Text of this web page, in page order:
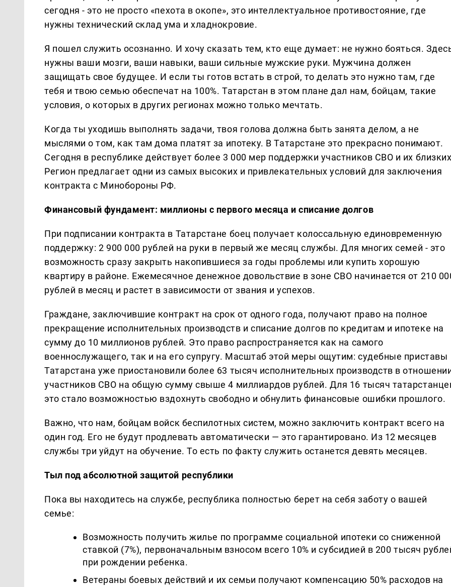
сегодня - это не просто «пехота в окопе», это интеллектуальное противостояние, где
нужны технический склад ума и хладнокровие.
Я пошел служить осознанно. И хочу сказать тем, кто еще думает: не нужно бояться.
нужны ваши мозги, ваши навыки, ваши сильные мужские руки. Мужчина должен
защищать свое будущее. И если ты готов встать в строй, то делать это нужно там, где
тебя и твою семью обеспечат на 100%. Татарстан в этом плане дал нам, бойцам, такие
условия, о которых в других регионах можно только мечтать.
Когда ты уходишь выполнять задачи, твоя голова должна быть занята делом, а не
мыслями о том, как там дома платят за ипотеку. В Татарстане это прекрасно понимают.
Сегодня в республике действует более 3 000 мер поддержки участников СВО и их
Регион предлагает одни из самых высоких и привлекательных условий для заключения
контракта с Минобороны РФ.
Финансовый фундамент: миллионы с первого месяца и списание долгов
При подписании контракта в Татарстане боец получает колоссальную единовременную
поддержку: 2 900 000 рублей на руки в первый же месяц службы. Для многих семей - это
возможность сразу закрыть накопившиеся за годы проблемы или купить хорошую
квартиру в районе. Ежемесячное денежное довольствие в зоне СВО начинается от 210
рублей в месяц и растет в зависимости от звания и успехов.
Граждане, заключившие контракт на срок от одного года, получают право на полное
прекращение исполнительных производств и списание долгов по кредитам и ипотеке на
сумму до 10 миллионов рублей. Это право распространяется как на самого
военнослужащего, так и на его супругу. Масштаб этой меры ощутим: судебные приставы
Татарстана уже приостановили более 63 тысяч исполнительных производств в
участников СВО на общую сумму свыше 4 миллиардов рублей. Для 16 тысяч
это стало возможностью вздохнуть свободно и обнулить финансовые ошибки прошлого.
Важно, что нам, бойцам войск беспилотных систем, можно заключить контракт всего на
один год. Его не будут продлевать автоматически — это гарантировано. Из 12 месяцев
службы три уйдут на обучение. То есть по факту служить останется девять месяцев.
Тыл под абсолютной защитой республики
Пока вы находитесь на службе, республика полностью берет на себя заботу о вашей
семье:
Возможность получить жилье по программе социальной ипотеки со сниженной
ставкой (7%), первоначальным взносом всего 10% и субсидией в 200 тысяч
при рождении ребенка.
Ветераны боевых действий и их семьи получают компенсацию 50% расходов на